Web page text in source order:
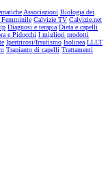
Associazioni Biologia dei
Calvizie TV Calvizie.net
Diagnosi e terapia Dieta e capelli
e Pidocchi I migliori prodotti
Ipertricosi/Irsutismo Isolinea LLLT
Trapianto di capelli Trattamenti